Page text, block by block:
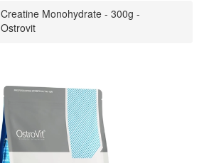
Creatine Monohydrate - 300g -
Ostrovit